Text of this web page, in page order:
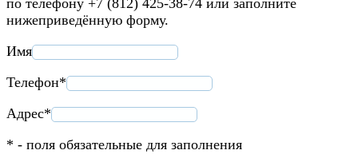
нижеприведённую форму.
Имя
Телефон*
Адрес*
* - поля обязательные для заполнения